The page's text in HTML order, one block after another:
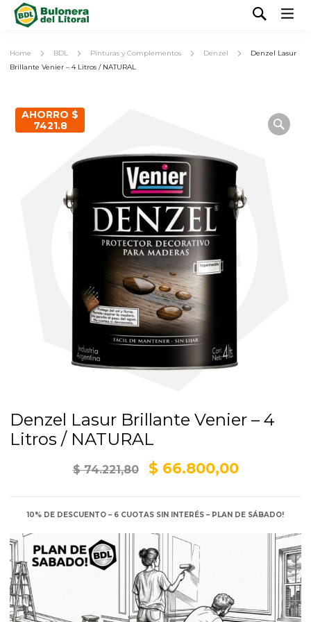
Home BDL Pinturas y Complementos Denzel
Denzel Lasur
Brillante Venier – 4 Litros / NATURAL
AHORRO $
7421.8
Denzel Lasur Brillante Venier – 4
Litros / NATURAL
$74.221,80
El
original
era:
$ 74.221,80.
$ 66.800,00El
actual
$
10% DE DESCUENTO – 6 CUOTAS SIN INTERÉS – PLAN DE SÁBADO!